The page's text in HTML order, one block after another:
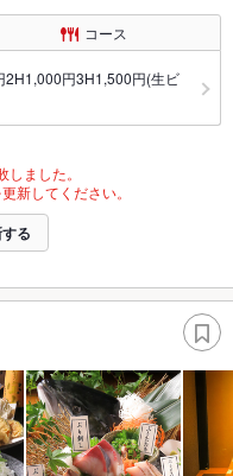
コース
2H1,000円3H1,500円(生ビ
ました。
新してください。
る